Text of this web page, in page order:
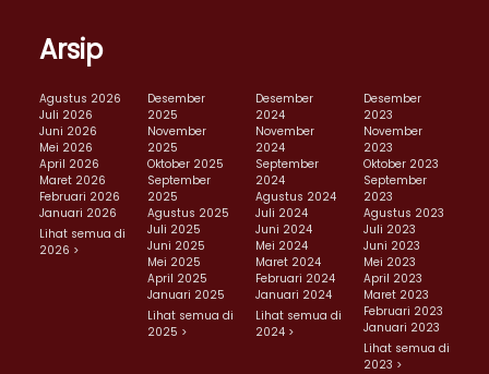
Arsip
Agustus 2026
Juli 2026
Juni 2026
Mei 2026
April 2026
Maret 2026
Februari 2026
Januari 2026
Lihat semua di
2026 >
Desember
2025
November
2025
Oktober 2025
September
2025
Agustus 2025
Juli 2025
Juni 2025
Mei 2025
April 2025
Januari 2025
Lihat semua di
2025 >
Desember
2024
November
2024
September
2024
Agustus 2024
Juli 2024
Juni 2024
Mei 2024
Maret 2024
Februari 2024
Januari 2024
Lihat semua di
2024 >
Desember
2023
November
2023
Oktober 2023
September
2023
Agustus 2023
Juli 2023
Juni 2023
Mei 2023
April 2023
Maret 2023
Februari 2023
Januari 2023
Lihat semua di
2023 >